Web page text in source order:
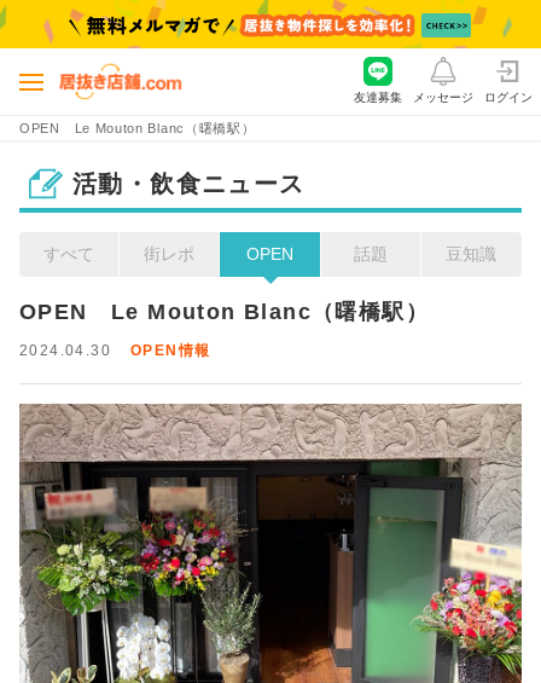
OPEN Le Mouton Blanc（曙橋駅）
友達募集 メッセージ ログイン
活動・飲食ニュース
すべて 街レポ OPEN 話題 豆知識
OPEN　Le Mouton Blanc（曙橋駅）
2024.04.30 OPEN情報